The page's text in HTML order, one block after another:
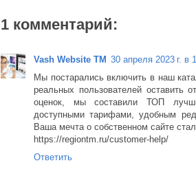
1 комментарий:
Vash Website TM 30 апреля 2023 г. в
Мы постарались включить в наш
реальных пользователей
оценок, мы составили ТОП
доступными тарифами, удобным
Ваша мечта о собственном сайте
https://regiontm.ru/customer-help/
Ответить